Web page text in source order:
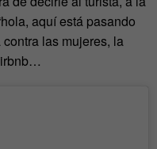
aquí está pasando
las mujeres, la